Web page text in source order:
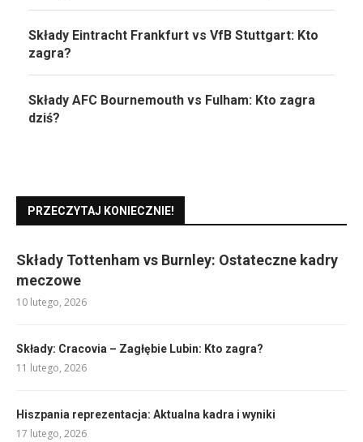
Składy Eintracht Frankfurt vs VfB Stuttgart: Kto
zagra?
Składy AFC Bournemouth vs Fulham: Kto zagra
dziś?
PRZECZYTAJ KONIECZNIE!
Składy Tottenham vs Burnley: Ostateczne kadry
meczowe
10 lutego, 2026
Składy: Cracovia – Zagłębie Lubin: Kto zagra?
11 lutego, 2026
Hiszpania reprezentacja: Aktualna kadra i wyniki
17 lutego, 2026